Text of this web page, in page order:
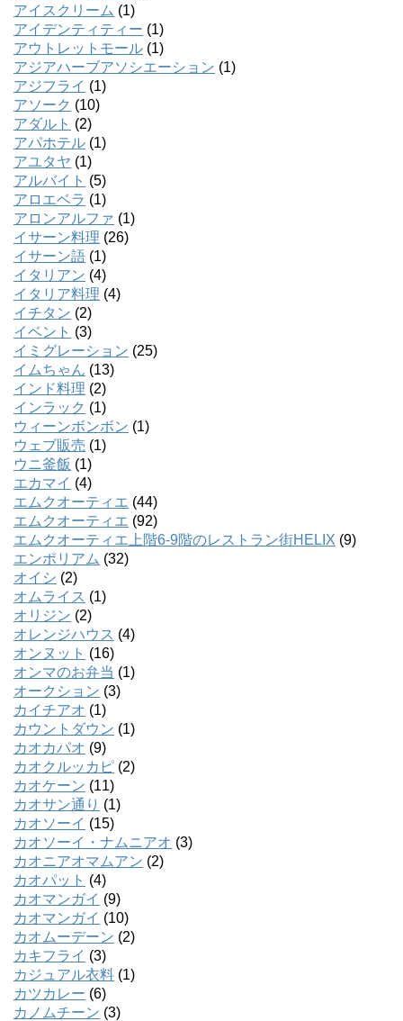
アイスクリーム (1)
アイデンティティー (1)
アウトレットモール (1)
アジアハーブアソシエーション (1)
アジフライ (1)
アソーク (10)
アダルト (2)
アパホテル (1)
アユタヤ (1)
アルバイト (5)
アロエベラ (1)
アロンアルファ (1)
イサーン料理 (26)
イサーン語 (1)
イタリアン (4)
イタリア料理 (4)
イチタン (2)
イベント (3)
イミグレーション (25)
イムちゃん (13)
インド料理 (2)
インラック (1)
ウィーンボンボン (1)
ウェブ販売 (1)
ウニ釜飯 (1)
エカマイ (4)
エムクオーティエ (44)
エムクオーティエ (92)
エムクオーティエ上階6-9階のレストラン街HELIX (9)
エンポリアム (32)
オイシ (2)
オムライス (1)
オリジン (2)
オレンジハウス (4)
オンヌット (16)
オンマのお弁当 (1)
オークション (3)
カイチアオ (1)
カウントダウン (1)
カオカパオ (9)
カオクルッカピ (2)
カオケーン (11)
カオサン通り (1)
カオソーイ (15)
カオソーイ・ナムニアオ (3)
カオニアオマムアン (2)
カオパット (4)
カオマンガイ (9)
カオマンガイ (10)
カオムーデーン (2)
カキフライ (3)
カジュアル衣料 (1)
カツカレー (6)
カノムチーン (3)